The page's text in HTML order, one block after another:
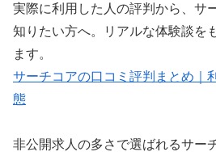
実際に利用した人の評判から、サ
知りたい方へ。リアルな体験談を
ます。
サーチコアの口コミ評判まとめ｜
態
非公開求人の多さで選ばれるサー